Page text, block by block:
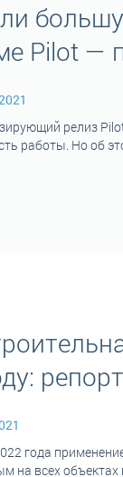
Pilot —
релиз
работы. Но об
года
на всех объектах